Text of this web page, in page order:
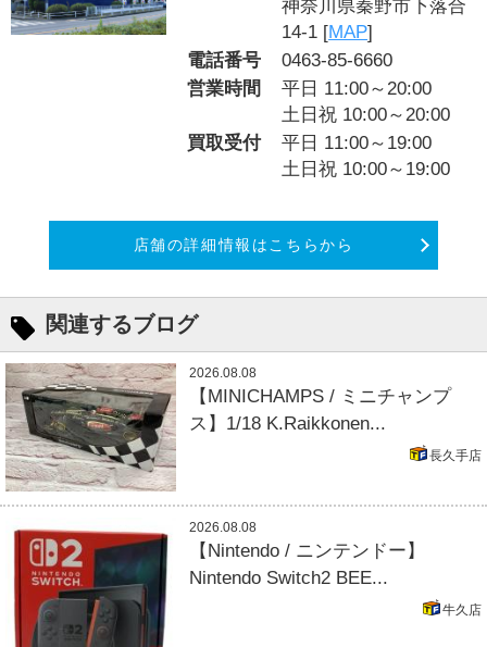
神奈川県秦野市下落合
14-1 [MAP]
電話番号
0463-85-6660
営業時間
平日 11:00～20:00
土日祝 10:00～20:00
買取受付
平日 11:00～19:00
土日祝 10:00～19:00
店舗の詳細情報はこちらから
関連するブログ
2026.08.08
【MINICHAMPS / ミニチャンプ
ス】1/18 K.Raikkonen...
長久手店
2026.08.08
【Nintendo / ニンテンドー】
Nintendo Switch2 BEE...
牛久店